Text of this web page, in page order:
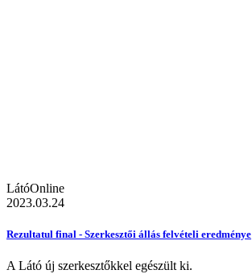
LátóOnline
2023.03.24
Rezultatul final - Szerkesztői állás felvételi eredménye
A Látó új szerkesztőkkel egészült ki.